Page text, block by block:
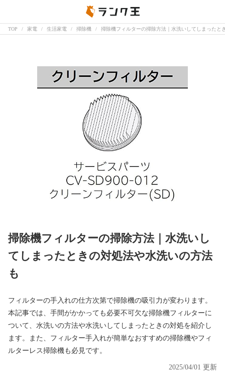
TOP 家電 生活家電 掃除機 掃除機フィルターの掃除方法｜水洗いしてしまったと
掃除機フィルターの掃除方法｜水洗いし
てしまったときの対処法や水洗いの方法
も
フィルターの手入れの仕方次第で掃除機の吸引力が変わります。
本記事では、手間がかかっても必要不可欠な掃除機フィルターに
ついて、水洗いの方法や水洗いしてしまったときの対処を紹介し
ます。また、フィルター手入れが簡単なおすすめの掃除機やフィ
ルターレス掃除機も必見です。
2025/04/01 更新